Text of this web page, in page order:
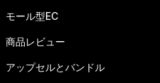
モール型EC
商品レビュー
アップセルとバンドル